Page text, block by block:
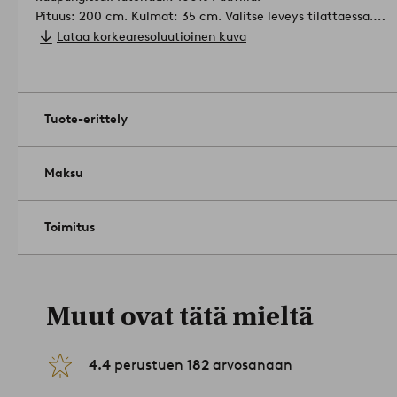
Pituus: 200 cm. Kulmat: 35 cm. Valitse leveys tilattaessa.
Sopii enintään 30 cm:n paksuisiin patjoihin.
Määrä pakkauksessa: 1.Konepesu 60°:ssa. Älä käytä
Silitys korkealla lämpötilalla (max 200ºC). Ei kuivapesua.
Lataa korkearesoluutioinen kuva
Tuote-erittely
Maksu
Toimitus
Muut ovat tätä mieltä
4.4 perustuen 182 arvosanaan